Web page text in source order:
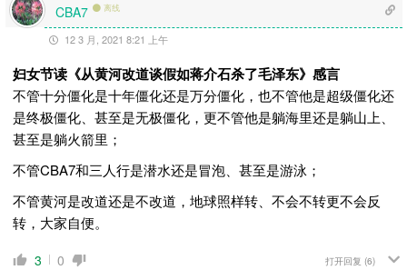
CBA7 离线
12 3 月, 2021 8:21 上午
妇女节读《从黄河改道谈假如蒋介石杀了毛泽东》感言
不管十分僵化是十年僵化还是万分僵化，也不管他是超级僵化还
是终极僵化、甚至是无极僵化，更不管他是躺海里还是躺山上、
甚至是躺火箭里；
不管CBA7和三人行是潜水还是冒泡、甚至是游泳；
不管黄河是改道还是不改道，地球照样转、不会不转更不会反
转，大家自便。
3 0 打开回复 (6)